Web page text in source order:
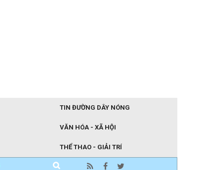
TIN ĐƯỜNG DÂY NÓNG
VĂN HÓA - XÃ HỘI
THỂ THAO - GIẢI TRÍ